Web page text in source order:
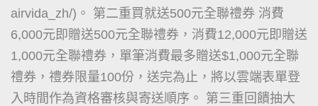
airvida_zh/)。 第二重買就送500元全聯禮券 消費
6,000元即贈送500元全聯禮券，消費12,000元即贈送
1,000元全聯禮券，單筆消費最多贈送$1,000元全聯
禮券，禮券限量100份，送完為止，將以雲端表單登
入時間作為資格審核與寄送順序。 第三重回饋抽大